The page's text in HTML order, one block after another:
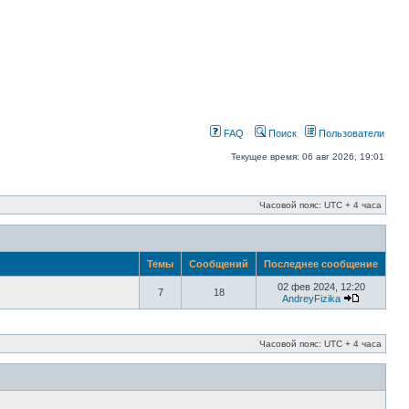
FAQ Поиск Пользователи
Текущее время: 06 авг 2026, 19:01
Часовой пояс: UTC + 4 часа
Темы Сообщений Последнее сообщение
7 18
02 фев 2024, 12:20
AndreyFizika
Часовой пояс: UTC + 4 часа